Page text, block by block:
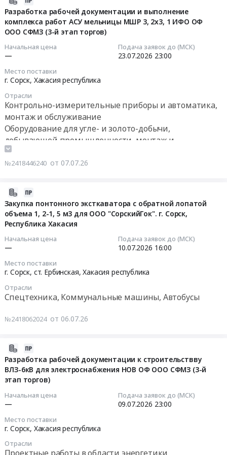
Разработка рабочей документации и выполнение
комплекса работ АСУ мельницы МШР 3, 2х3, 1 ИФО ОФ
ООО СФМЗ (3-й этап торгов)
Начальная цена
—
Подача заявок до (МСК)
23.07.2026 23:00
Место поставки
г. Сорск, Хакасия республика
Отрасли
Контрольно-измерительные приборы и автоматика,
монтаж и обслуживание
Оборудование для угле- и золото-добычи,
добывающей промышленности, монтаж и
обслуживание
№2418446240 от 07.07.26
Закупка понтонного эксткаватора с обратной лопатой
объема 1, 2-1, 5 м3 для ООО "СорскийГок". г. Сорск,
Республика Хакасия
Начальная цена
—
Подача заявок до (МСК)
10.07.2026 16:00
Место поставки
г. Сорск, ст. Ербинская,Хакасия республика
Отрасли
Спецтехника, Коммунальные машины, Автобусы
№2418062024 от 06.07.26
Разработка рабочей документации к строительствву
ВЛЗ-6кВ для электроснабжения НОВ ОФ ООО СФМЗ (3-й
этап торгов)
Начальная цена
—
Подача заявок до (МСК)
09.07.2026 23:00
Место поставки
г. Сорск, Хакасия республика
Отрасли